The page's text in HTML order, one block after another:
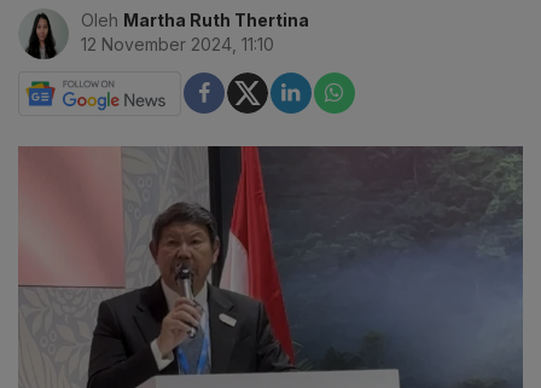
Oleh Martha Ruth Thertina
12 November 2024, 11:10